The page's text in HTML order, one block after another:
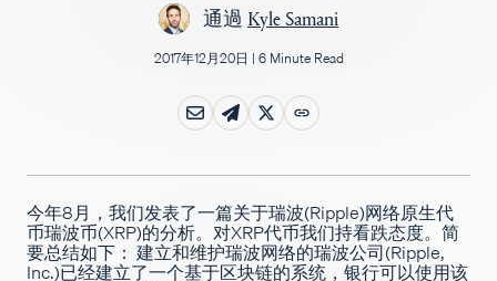
投资组合
Policy
招聘
通過 Kyle Samani
2017年12月20日 | 6 Minute Read
今年8月，我们发表了一篇关于瑞波(Ripple)网络原生代
币瑞波币(XRP)的分析。对XRP代币我们持看跌态度。简
要总结如下： 建立和维护瑞波网络的瑞波公司(Ripple,
Inc.)已经建立了一个基于区块链的系统，银行可以使用该